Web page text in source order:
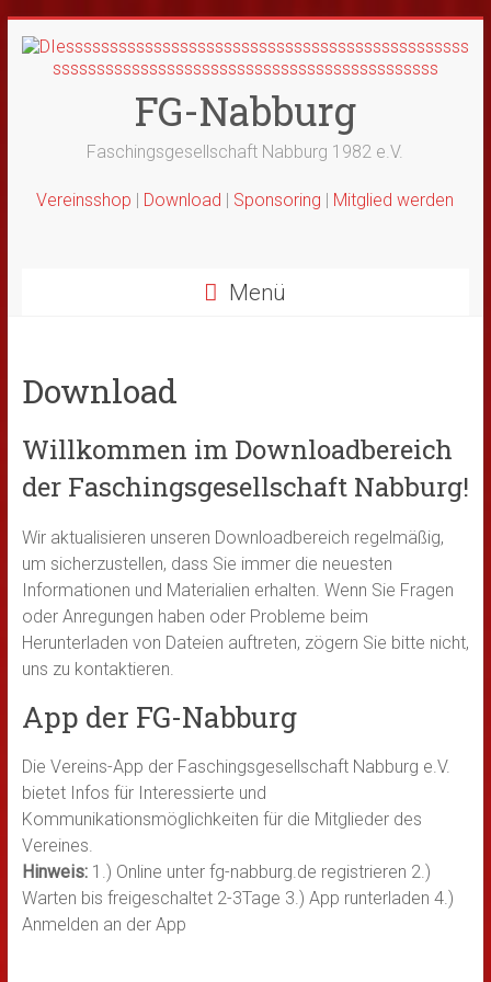
Inhalt
springen
FG-Nabburg
Faschingsgesellschaft Nabburg 1982 e.V.
Vereinsshop | Download | Sponsoring | Mitglied werden
Menü
Download
Willkommen im Downloadbereich
der Faschingsgesellschaft Nabburg!
Wir aktualisieren unseren Downloadbereich regelmäßig,
um sicherzustellen, dass Sie immer die neuesten
Informationen und Materialien erhalten. Wenn Sie Fragen
oder Anregungen haben oder Probleme beim
Herunterladen von Dateien auftreten, zögern Sie bitte nicht,
uns zu kontaktieren.
App der FG-Nabburg
Die Vereins-App der Faschingsgesellschaft Nabburg e.V.
bietet Infos für Interessierte und
Kommunikationsmöglichkeiten für die Mitglieder des
Vereines.
Hinweis:1.) Online unter fg-nabburg.de registrieren 2.)
Warten bis freigeschaltet 2-3Tage 3.) App runterladen 4.)
Anmelden an der App